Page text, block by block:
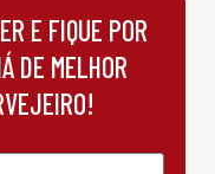
E FIQUE POR
DE MELHOR